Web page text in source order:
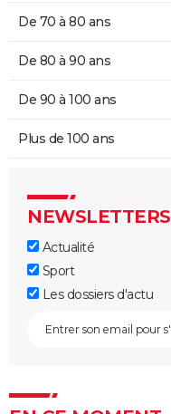
De 70 à 80 ans
De 80 à 90 ans
De 90 à 100 ans
Plus de 100 ans
NEWSLETTERS
Actualité
Sport
Les dossiers d'actu